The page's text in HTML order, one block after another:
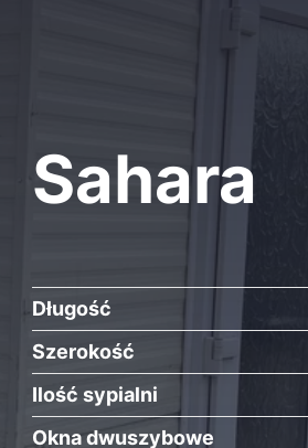
Sahara
Długość
Szerokość
Ilość sypialni
Okna dwuszybowe